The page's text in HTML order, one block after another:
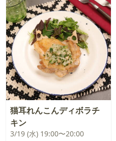
猫耳れんこんディボラチ
キン
3/19 (水) 19:00〜20:00